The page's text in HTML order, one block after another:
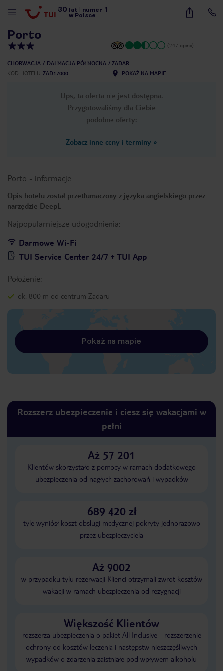
30 lat numer 1
w Polsce
17
Porto
(247 opinii)
CHORWACJA DALMACJA PÓŁNOCNA
ZADAR
KOD HOTELU ZAD17000 POKAŻ NA MAPIE
Ups, ta oferta nie jest dostępna.
Przygotowaliśmy dla Ciebie
podobne oferty:
Zobacz inne ceny i terminy »
Porto - informacje
Opis hotelu został przetłumaczony z języka angielskiego przez
narzędzie DeepL
Najpopularniejsze udogodnienia:
Darmowe Wi-Fi
TUI Service Center 24/7 + TUI App
Położenie:
ok. 800 m od centrum Zadaru
Pokaż na mapie
Rozszerz ubezpieczenie i ciesz się wakacjami w
pełni
Aż 57 201
Klientów skorzystało z pomocy w ramach dodatkowego
ubezpieczenia od nagłych zachorowań i wypadków
689 420 zł
tyle wyniósł koszt obsługi medycznej pokryty jednorazowo
przez ubezpieczyciela
Aż 9002
w przypadku tylu rezerwacji Klienci otrzymali zwrot kosztów
wakacji w ramach ubezpieczenia od rezygnacji
Większość Klientów
rozszerza ubezpieczenia o pakiet All Inclusive - rozszerzenie
ochrony od kosztów leczenia i następstw nieszczęśliwych
wypadków o zdarzenia zaistniałe pod wpływem alkoholu